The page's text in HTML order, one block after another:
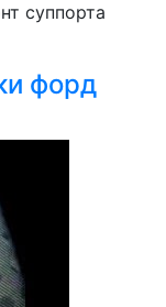
суппорта
форд